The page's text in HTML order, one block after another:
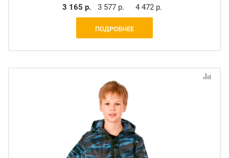
3 165 р. 3 577 р. 4 472 р.
ПОДРОБНЕЕ